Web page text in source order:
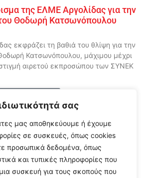
σας
μας αποθηκεύουμε ή έχουμε
σε συσκευές, όπως cookies
προσωπικά δεδομένα, όπως
και τυπικές πληροφορίες που
συσκευή για τους σκοπούς που
της ΕΛΜΕ Αργολίδας για την
Θοδωρή Κατσωνόπουλου
εκφράζει τη βαθιά του θλίψη για την
Κατσωνόπουλου, μάχιμου μέχρι
αιρετού εκπροσώπου των ΣΥΝΕΚ